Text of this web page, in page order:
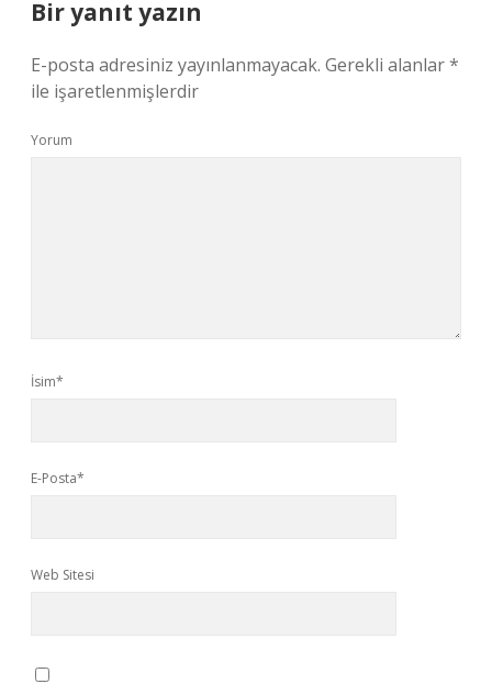
Bir yanıt yazın
E-posta adresiniz yayınlanmayacak. Gerekli alanlar*
ile işaretlenmişlerdir
Yorum
İsim*
E-Posta*
Web Sitesi